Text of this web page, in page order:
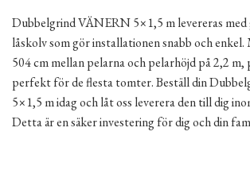
Dubbelgrind VÄNERN 5×1,5 m levereras med
låskolv som gör installationen snabb och enkel.
504 cm mellan pelarna och pelarhöjd på 2,2 m,
perfekt för de flesta tomter. Beställ din
5×1,5 m idag och låt oss leverera den till dig
Detta är en säker investering för dig och din